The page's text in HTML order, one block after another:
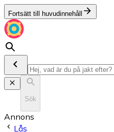
Fortsätt till huvudinnehåll
Sök
Annons
Lås